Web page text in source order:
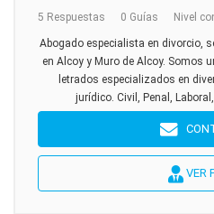
5 Respuestas 0 Guías Nivel
Abogado especialista en divorcio,
en Alcoy y Muro de Alcoy. Somos
letrados especializados en
jurídico. Civil, Penal,
VER